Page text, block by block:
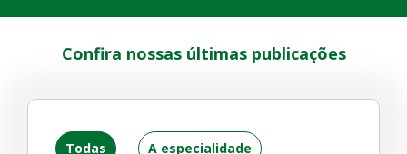
Confira nossas últimas publicações
Todas A especialidade